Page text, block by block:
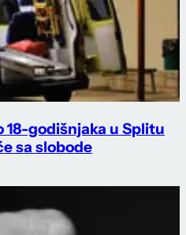
godišnjaka u Splitu
sa slobode